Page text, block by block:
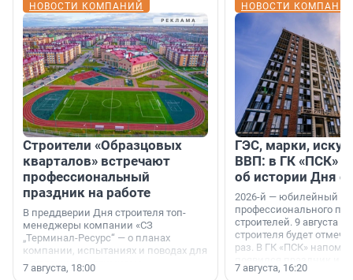
НОВОСТИ КОМПАНИЙ
Строители «Образцовых
кварталов» встречают
профессиональный
праздник на работе
В преддверии Дня строителя топ-
менеджеры компании «СЗ
„Терминал-Ресурс“ — о планах
компании, испытаниях и поводах для
осторожного оптимизма.
7 августа, 18:00
НОВОСТИ
ГЭС, марки,
ВВП: в ГК «ПСК»
об истории Дня
2026-й — юбилейный
профессионального
строителей. 9 августа
строителя будет
раз. В ГК «ПСК»
поменялась роль
7 августа, 16:20